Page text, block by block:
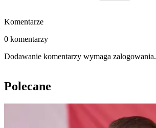
Komentarze
0 komentarzy
Dodawanie komentarzy wymaga zalogowania.
Polecane